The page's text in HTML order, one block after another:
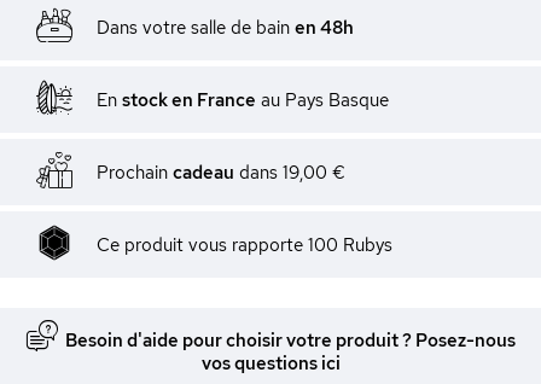
Dans votre salle de bain en 48h
En stock en France au Pays Basque
Prochain cadeau dans 19,00 €
Ce produit vous rapporte 100 Rubys
Besoin d'aide pour choisir votre produit ? Posez-nous
vos questions ici